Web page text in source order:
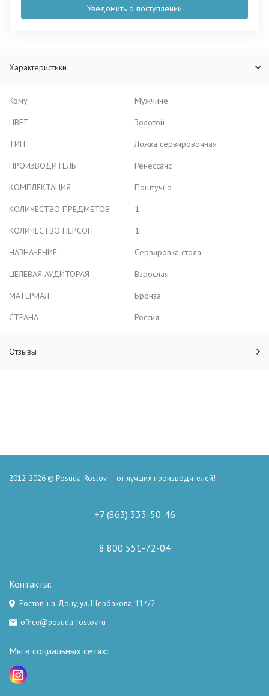
Уведомить о поступлении
Характеристики
Кому
Мужчине
ЦВЕТ
Золотой
ТИП
Ложка сервировочная
ПРОИЗВОДИТЕЛЬ
Ренессанс
КОМПЛЕКТАЦИЯ
Поштучно
КОЛИЧЕСТВО ПРЕДМЕТОВ
1
КОЛИЧЕСТВО ПЕРСОН
1
НАЗНАЧЕНИЕ
Сервировка стола
ЦЕЛЕВАЯ АУДИТОРАЯ
Взрослая
МАТЕРИАЛ
Бронза
СТРАНА
Россия
Отзывы
2012-2026 © Posuda-Rostov — от лучших производителей!
+7 (863) 333-50-46
8 800 551-72-04
Контакты:
Ростов-на-Дону, ул. Щербакова, 114/2
office@posuda-rostov.ru
Мы в социальных сетях: